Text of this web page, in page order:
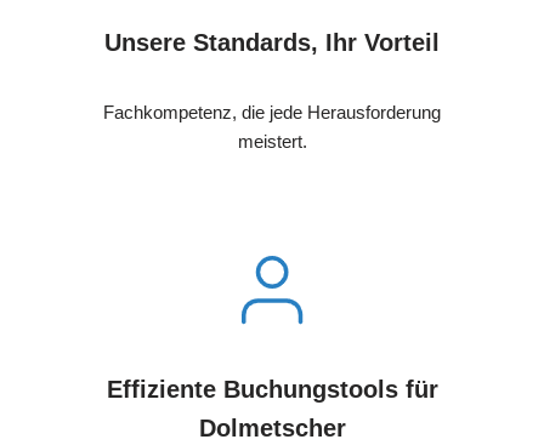
Unsere Standards, Ihr Vorteil
Fachkompetenz, die jede Herausforderung
meistert.
Effiziente Buchungstools für
Dolmetscher